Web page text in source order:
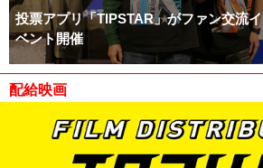
投票アプリ「TIPSTAR」がファン交流イ
ベント開催
配給映画